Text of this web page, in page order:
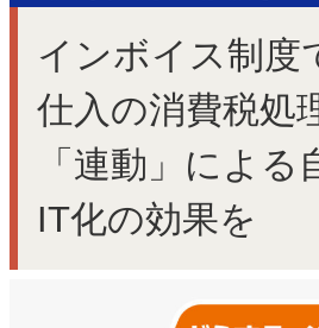
インボイス制度
仕入の消費税処
「連動」による
IT化の効果を